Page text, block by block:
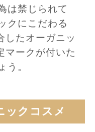
は禁じられて
クにこだわる
したオーガニッ
マークが付いた
う。
ックコスメ